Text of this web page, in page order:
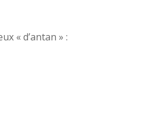
« d’antan » :